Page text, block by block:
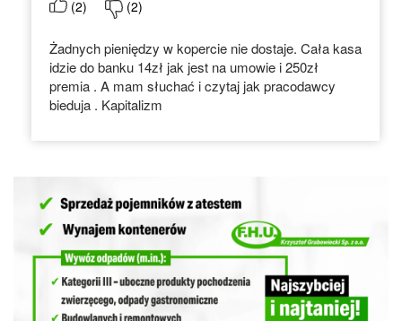
(2) (2)
Żadnych pieniędzy w kopercie nie dostaje. Cała kasa
idzie do banku 14zł jak jest na umowie i 250zł
premia . A mam słuchać i czytaj jak pracodawcy
bieduja . Kapitalizm